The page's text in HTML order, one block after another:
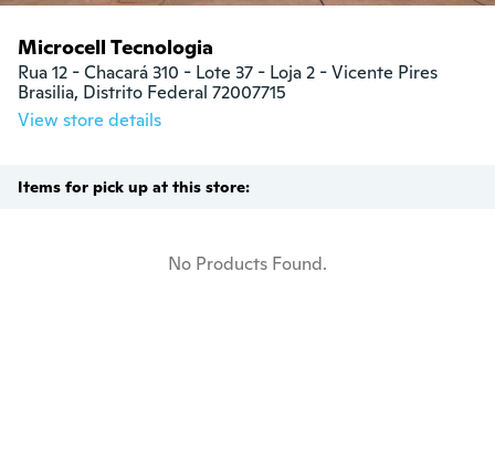
Microcell Tecnologia
Rua 12 - Chacará 310 - Lote 37 - Loja 2 - Vicente Pires
Brasilia, Distrito Federal 72007715
View store details
Items for pick up at this store:
No Products Found.